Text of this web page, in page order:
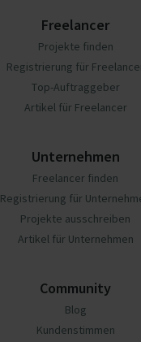
Freelancer
Projekte finden
Registrierung für
Top-Auftraggeber
Artikel für Freelancer
Unternehmen
Freelancer finden
Registrierung für
Projekte ausschreiben
Artikel für Unternehmen
Community
Blog
Kundenstimmen